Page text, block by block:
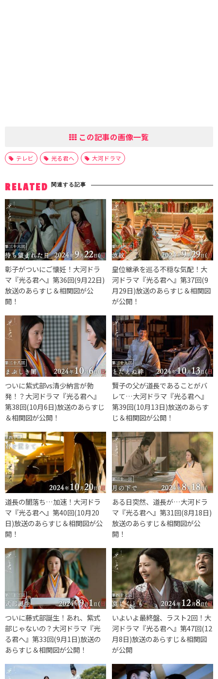
この記事の画像一覧
テレビ 光る君へ 大河ドラマ
RELATED 関連する記事
彰子がついにご懐妊！大河ドラ
マ『光る君へ』第36回(9月22日)
放送のあらすじ＆相関図が公
開！
皇位継承を巡る不穏な気配！大
河ドラマ『光る君へ』第37回(9
月29日)放送のあらすじ＆相関図
が公開！
ついに紫式部vs清少納言が勃
発！？大河ドラマ『光る君へ』
第38回(10月6日)放送のあらすじ
＆相関図が公開！
賢子の父が道長であることがバ
レて…大河ドラマ『光る君へ』
第39回(10月13日)放送のあらす
じ＆相関図が公開！
道長の闇落ち…加速！大河ドラ
マ『光る君へ』第40回(10月20
日)放送のあらすじ＆相関図が公
開！
ある日突然、道長が…大河ドラ
マ『光る君へ』第31回(8月18日)
放送のあらすじ＆相関図が公
開！
ついに藤式部誕生！あれ、紫式
部じゃないの？大河ドラマ『光
る君へ』第33回(9月1日)放送の
あらすじ＆相関図が公開！
いよいよ最終盤、ラスト2回！大
河ドラマ『光る君へ』第47回(12
月8日)放送のあらすじ＆相関図
が公開